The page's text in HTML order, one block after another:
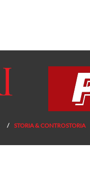
STORIA & CONTROSTORIA